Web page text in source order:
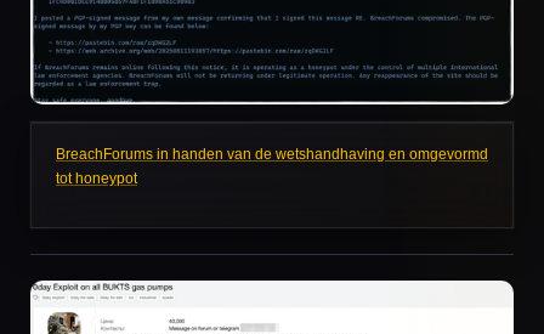
BreachForums in handen van de wetshandhaving en omgevormd
tot honeypot